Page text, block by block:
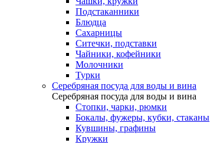
Подстаканники
Блюдца
Сахарницы
Ситечки, подставки
Чайники, кофейники
Молочники
Турки
Серебряная посуда для воды и вина
Серебряная посуда для воды и вина
Стопки, чарки, рюмки
Бокалы, фужеры, кубки, стаканы
Кувшины, графины
Кружки